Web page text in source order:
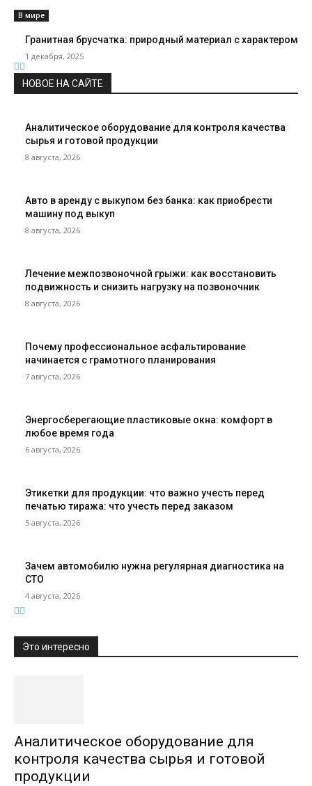
В мире
Гранитная брусчатка: природный материал с характером
1 декабря, 2025
НОВОЕ НА САЙТЕ
Аналитическое оборудование для контроля качества
сырья и готовой продукции
8 августа, 2026
Авто в аренду с выкупом без банка: как приобрести
машину под выкуп
8 августа, 2026
Лечение межпозвоночной грыжи: как восстановить
подвижность и снизить нагрузку на позвоночник
8 августа, 2026
Почему профессиональное асфальтирование
начинается с грамотного планирования
7 августа, 2026
Энергосберегающие пластиковые окна: комфорт в
любое время года
6 августа, 2026
Этикетки для продукции: что важно учесть перед
печатью тиража: что учесть перед заказом
5 августа, 2026
Зачем автомобилю нужна регулярная диагностика на
СТО
4 августа, 2026
Это интересно
Аналитическое оборудование для
контроля качества сырья и готовой
продукции